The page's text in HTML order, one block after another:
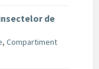
de
, Compartiment